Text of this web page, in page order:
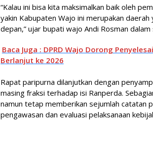
“Kalau ini bisa kita maksimalkan baik oleh
yakin Kabupaten Wajo ini merupakan daerah
depan,” ujar bupati wajo Andi Rosman dalam
Baca Juga : DPRD Wajo Dorong
Berlanjut ke 2026
Rapat paripurna dilanjutkan dengan
masing fraksi terhadap isi Ranperda.
namun tetap memberikan sejumlah catatan
pengawasan dan evaluasi pelaksanaan